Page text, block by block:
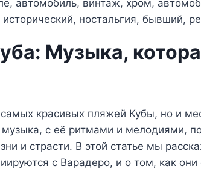
Музыка,
красивых пляжей Кубы, но и
с её ритмами и мелодиями,
и страсти. В этой статье мы
с Варадеро, и о том, как